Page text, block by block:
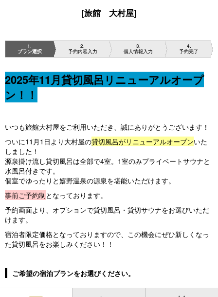
[旅館 大村屋]
1
プラン選択
2
予約内容入力
3
個人情報入力
4
予約完了
2025年11月貸切風呂リニューアルオープ
ン！！
いつも旅館大村屋をご利用いただき、誠にありがとうございます！
ついに11月1日より大村屋の貸切風呂がリニューアルオープンいた
しました！
源泉掛け流し貸切風呂は全部で4室。1室のみプライベートサウナと
水風呂付きです。
個室でゆったりと嬉野温泉の源泉を堪能いただけます。
事前ご予約制となっております。
予約画面より、オプションで貸切風呂・貸切サウナをお選びいただ
けます。
宿泊者限定価格となっておりますので、この機会にぜひ新しくなっ
た貸切風呂をお楽しみください！！
ご希望の宿泊プランをお選びください。